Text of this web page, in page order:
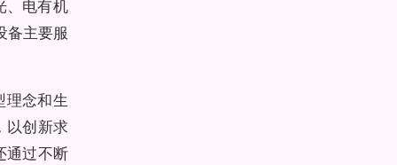
、电有机
备主要服
理念和生
以创新求
通过不断